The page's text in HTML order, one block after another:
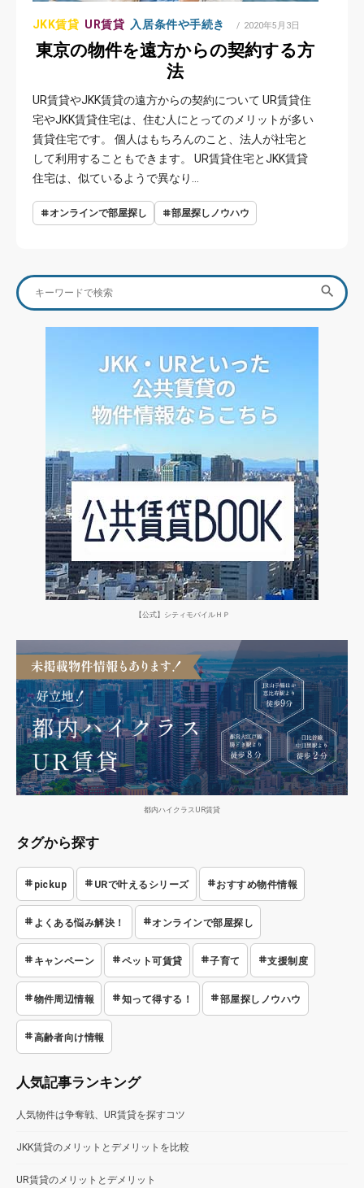
JKK賃貸 UR賃貸 入居条件や手続き
POSTED
2020年5月3日
東京の物件を遠方からの契約する方
法
UR賃貸やJKK賃貸の遠方からの契約について UR賃貸住
宅やJKK賃貸住宅は、住む人にとってのメリットが多い
賃貸住宅です。 個人はもちろんのこと、法人が社宅と
して利用することもできます。 UR賃貸住宅とJKK賃貸
住宅は、似ているようで異なり…
オンラインで部屋探し 部屋探しノウハウ
Search
for:

【公式】シティモバイルＨＰ
都内ハイクラスUR賃貸
タグから探す
pickup URで叶えるシリーズ おすすめ物件情報
よくある悩み解決！ オンラインで部屋探し
キャンペーン ペット可賃貸 子育て 支援制度
物件周辺情報 知って得する！ 部屋探しノウハウ
高齢者向け情報
人気記事ランキング
人気物件は争奪戦、UR賃貸を探すコツ
JKK賃貸のメリットとデメリットを比較
UR賃貸のメリットとデメリット